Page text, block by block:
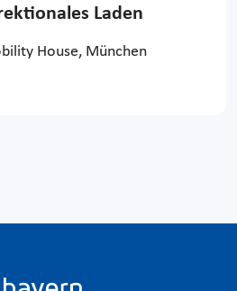
Laden
House, München